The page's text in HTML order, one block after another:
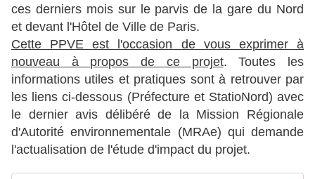
ces derniers mois sur le parvis de la gare du Nord
et devant l'Hôtel de Ville de Paris.
Cette PPVE est l'occasion de vous exprimer à
nouveau à propos de ce projet. Toutes les
informations utiles et pratiques sont à retrouver par
les liens ci-dessous (Préfecture et StatioNord) avec
le dernier avis délibéré de la Mission Régionale
d'Autorité environnementale (MRAe) qui demande
l'actualisation de l'étude d'impact du projet.